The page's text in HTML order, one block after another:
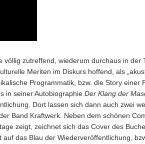
zutreffend, wiederum durchaus in der
Meriten im Diskurs hoffend, als
Programmatik, bzw. die Story einer
in seiner Autobiographie Der Klang der
Dort lassen sich dann auch zwei
Band Kraftwerk. Neben dem schönen
zeigt, zeichnet sich das Cover des
das Blau der Wiederveröffentlichung,